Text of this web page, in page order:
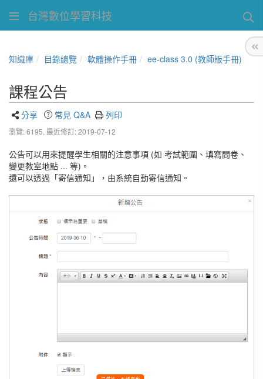
台灣數位學習科技
知識庫 目錄總覽 軟體操作手冊 ee-class 3.0 (教師版手冊)
課程公告
分享 常見 Q&A 列印
瀏覽: 6195, 最近修訂: 2019-07-12
公告可以用來提醒學生相關的注意事項 (如 考試範圍、填寫問卷、
變更教室地點 ... 等)。
還可以透過「寄信通知」，由系統自動寄信通知。